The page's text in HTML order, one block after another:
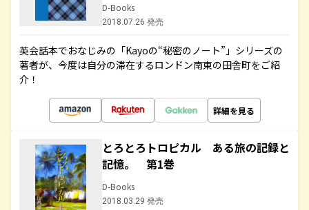
D-Books
2018.07.26 発売
英会話本でおなじみの「Kayoの“秘密のノート”」シリーズの
著者が、今度は自分の滞在するロンドン南東の田舎町をご紹
介！
詳細を見る
とろとろトロピカル ある旅の記録と
記憶。 第1巻
D-Books
2018.03.29 発売